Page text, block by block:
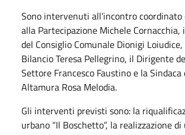
Sono intervenuti all’incontro coordinato
alla Partecipazione Michele Cornacchia,
del Consiglio Comunale Dionigi Loiudice,
Bilancio Teresa Pellegrino, il Dirigente
Settore Francesco Faustino e la Sindaca
Altamura Rosa Melodia.
Gli interventi previsti sono: la
urbano “Il Boschetto”, la realizzazione di